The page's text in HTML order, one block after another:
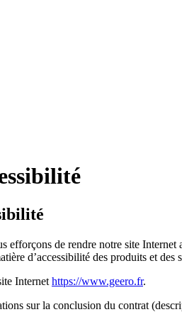
efforçons de rendre notre site
d’accessibilité des produits et des
Internet https://www.geero.fr.
sur la conclusion du contrat